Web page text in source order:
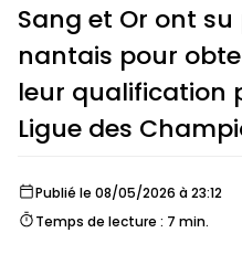
Sang et Or ont
nantais pour
leur qualification
Ligue des
Publié le 08/05/2026 à 23:12
Temps de lecture : 7 min.